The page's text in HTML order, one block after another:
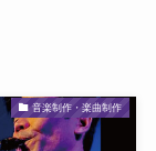
音楽制作・楽曲制作